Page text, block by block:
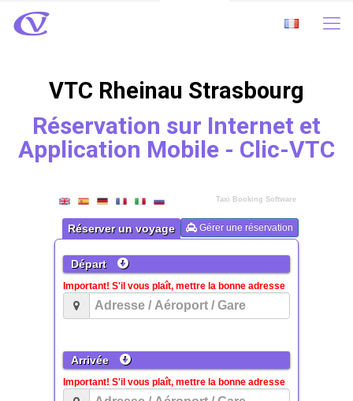
VTC Rheinau Strasbourg
Réservation sur Internet et
Application Mobile - Clic-VTC